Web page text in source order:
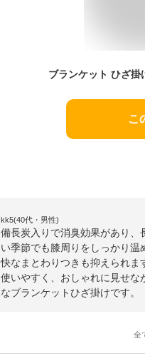
こ
kk5(40代・男性)
備長炭入りで消臭効果があり
い季節でも膝周りをしっかり
快なまとわりつきも抑えられ
使いやすく、おしゃれに見せ
なブランケットひざ掛けです。
全